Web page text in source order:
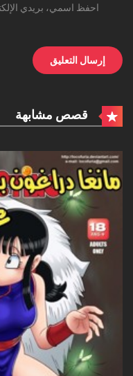
احفظ اسمي، بريدي
قصص مشابهة